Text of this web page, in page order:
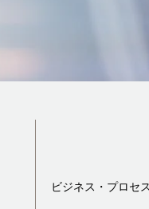
ビジネス・プロセ